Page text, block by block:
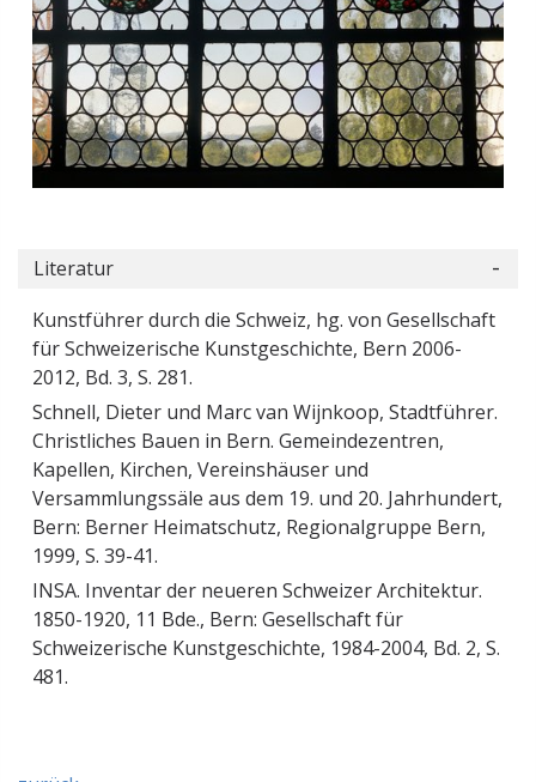
Literatur
Kunstführer durch die Schweiz, hg. von Gesellschaft
für Schweizerische Kunstgeschichte, Bern 2006-
2012, Bd. 3, S. 281.
Schnell, Dieter und Marc van Wijnkoop, Stadtführer.
Christliches Bauen in Bern. Gemeindezentren,
Kapellen, Kirchen, Vereinshäuser und
Versammlungssäle aus dem 19. und 20. Jahrhundert,
Bern: Berner Heimatschutz, Regionalgruppe Bern,
1999, S. 39-41.
INSA. Inventar der neueren Schweizer Architektur.
1850-1920, 11 Bde., Bern: Gesellschaft für
Schweizerische Kunstgeschichte, 1984-2004, Bd. 2, S.
481.